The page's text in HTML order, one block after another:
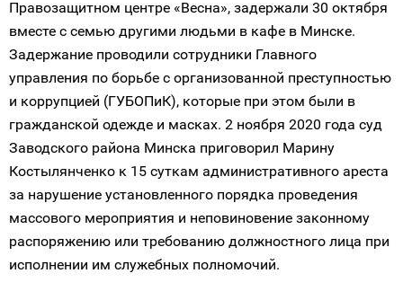
Правозащитном центре «Весна», задержали 30 октября
вместе с семью другими людьми в кафе в Минске.
Задержание проводили сотрудники Главного
управления по борьбе с организованной преступностью
и коррупцией (ГУБОПиК), которые при этом были в
гражданской одежде и масках. 2 ноября 2020 года суд
Заводского района Минска приговорил Марину
Костылянченко к 15 суткам административного ареста
за нарушение установленного порядка проведения
массового мероприятия и неповиновение законному
распоряжению или требованию должностного лица при
исполнении им служебных полномочий.